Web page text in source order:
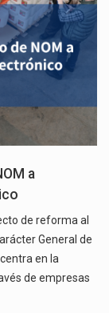
a
de reforma al
General de
en la
de empresas